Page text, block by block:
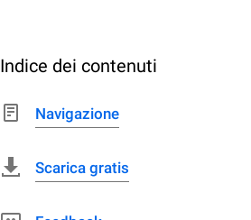
Indice dei contenuti
Navigazione
Scarica gratis